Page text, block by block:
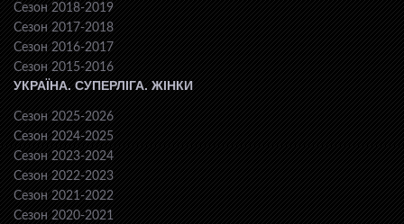
Сезон 2018-2019
Сезон 2017-2018
Сезон 2016-2017
Сезон 2015-2016
УКРАЇНА. СУПЕРЛІГА. ЖІНКИ
Сезон 2025-2026
Сезон 2024-2025
Сезон 2023-2024
Сезон 2022-2023
Сезон 2021-2022
Сезон 2020-2021